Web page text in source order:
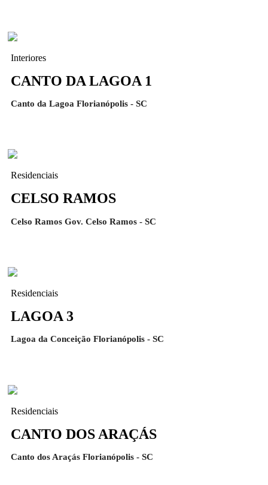
Interiores
CANTO DA LAGOA 1
Canto da Lagoa Florianópolis - SC
Residenciais
CELSO RAMOS
Celso Ramos Gov. Celso Ramos - SC
Residenciais
LAGOA 3
Lagoa da Conceição Florianópolis - SC
Residenciais
CANTO DOS ARAÇÁS
Canto dos Araçás Florianópolis - SC